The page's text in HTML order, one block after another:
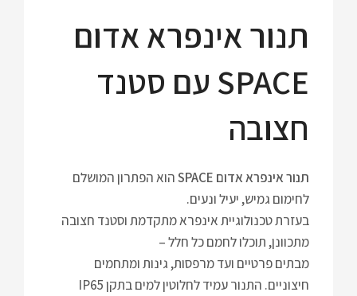
תנור אינפרא אדום
SPACE עם סטנד
חצובה
תנור אינפרא אדום SPACE
הוא הפתרון המושלם
לחימום גמיש, יעיל ונעים.
בעזרת טכנולוגיית אינפרא מתקדמת וסטנד חצובה
מתכוונן, תוכלו לחמם כל חלל –
מבתים פרטיים ועד מרפסות, גינות ומתחמים
חיצוניים. התנור עמיד לחלוטין למים בתקן IP65